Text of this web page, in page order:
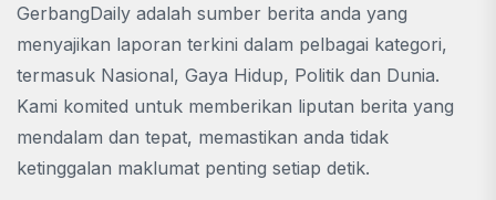
GerbangDaily adalah sumber berita anda yang
menyajikan laporan terkini dalam pelbagai kategori,
termasuk Nasional, Gaya Hidup, Politik dan Dunia.
Kami komited untuk memberikan liputan berita yang
mendalam dan tepat, memastikan anda tidak
ketinggalan maklumat penting setiap detik.